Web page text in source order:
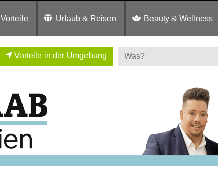
Vorteile Urlaub & Reisen Beauty & Wellness
Vorteile in der Umgebung